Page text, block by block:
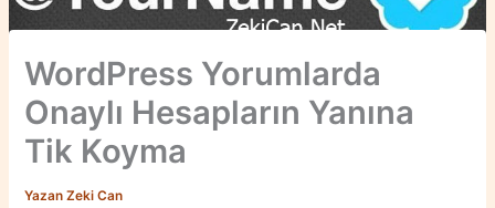
WordPress Yorumlarda
Onaylı Hesapların Yanına
Tik Koyma
Yazan Zeki Can